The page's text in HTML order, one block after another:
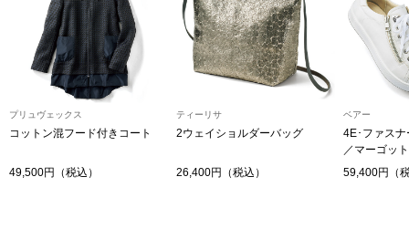
ランド
すべて見る
和装
その他
プリュヴェックス
コットン混フード付きコート
49,500円（税込）
ティーリサ
2ウェイショルダーバッグ
26,400円（税込）
ベアー
4E･ファス
／マーゴット
59,400円（